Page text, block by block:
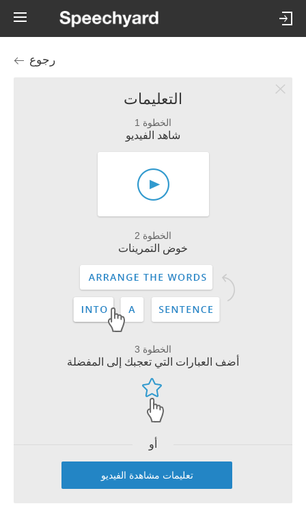
رجوع
التعليمات
الخطوة 1
شاهد الفيديو
الخطوة 2
خوض التمرينات
الخطوة 3
أضف العبارات التي تعجبك إلى المفضلة
أو
تعليمات مشاهدة الفيديو